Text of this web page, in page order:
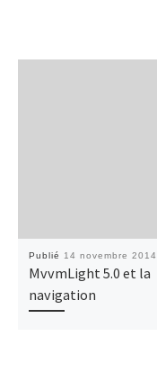
Publié 14 novembre 2014
MvvmLight 5.0 et la
navigation